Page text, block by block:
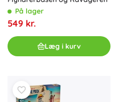
På lager
549 kr.
Læg i kurv